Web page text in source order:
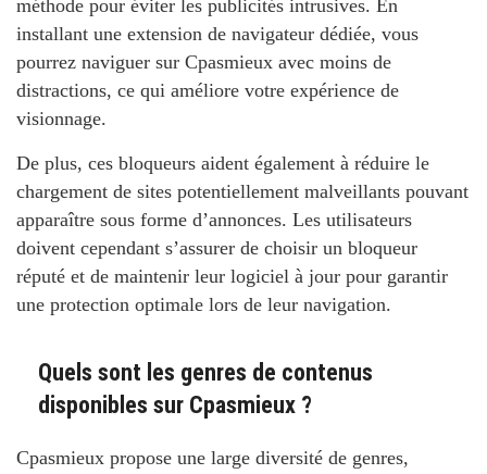
méthode pour éviter les publicités intrusives. En
installant une extension de navigateur dédiée, vous
pourrez naviguer sur Cpasmieux avec moins de
distractions, ce qui améliore votre expérience de
visionnage.
De plus, ces bloqueurs aident également à réduire le
chargement de sites potentiellement malveillants pouvant
apparaître sous forme d’annonces. Les utilisateurs
doivent cependant s’assurer de choisir un bloqueur
réputé et de maintenir leur logiciel à jour pour garantir
une protection optimale lors de leur navigation.
Quels sont les genres de contenus
disponibles sur Cpasmieux ?
Cpasmieux propose une large diversité de genres,